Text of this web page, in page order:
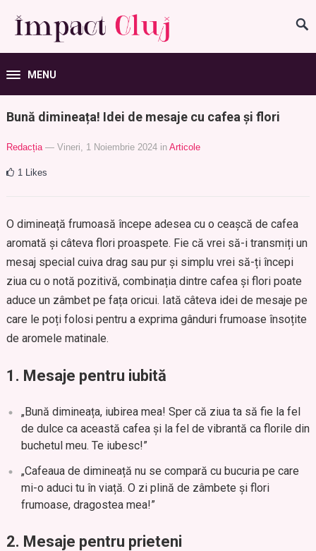
MENU
Bună dimineața! Idei de mesaje cu cafea și flori
Redacția — Vineri, 1 Noiembrie 2024 in Articole
1 Likes
O dimineață frumoasă începe adesea cu o ceașcă de cafea
aromată și câteva flori proaspete. Fie că vrei să-i transmiți un
mesaj special cuiva drag sau pur și simplu vrei să-ți începi
ziua cu o notă pozitivă, combinația dintre cafea și flori poate
aduce un zâmbet pe fața oricui. Iată câteva idei de mesaje pe
care le poți folosi pentru a exprima gânduri frumoase însoțite
de aromele matinale.
1. Mesaje pentru iubită
„Bună dimineața, iubirea mea! Sper că ziua ta să fie la fel
de dulce ca această cafea și la fel de vibrantă ca florile din
buchetul meu. Te iubesc!”
„Cafeaua de dimineață nu se compară cu bucuria pe care
mi-o aduci tu în viață. O zi plină de zâmbete și flori
frumoase, dragostea mea!”
2. Mesaje pentru prieteni